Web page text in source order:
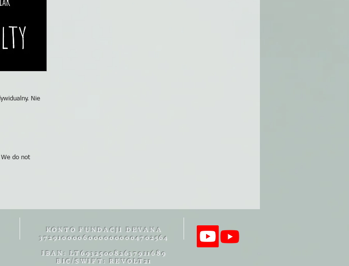
Nie
do not
KONTO FUNDACJI DEVANA
37291000060000000004702564
IBAN: LT693250082637911689
BIC/SWIFT: REVOLT21